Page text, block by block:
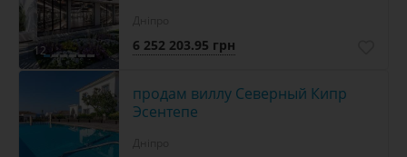
12 6 252 203.95 грн
продам виллу Северный Кипр
Эсентепе